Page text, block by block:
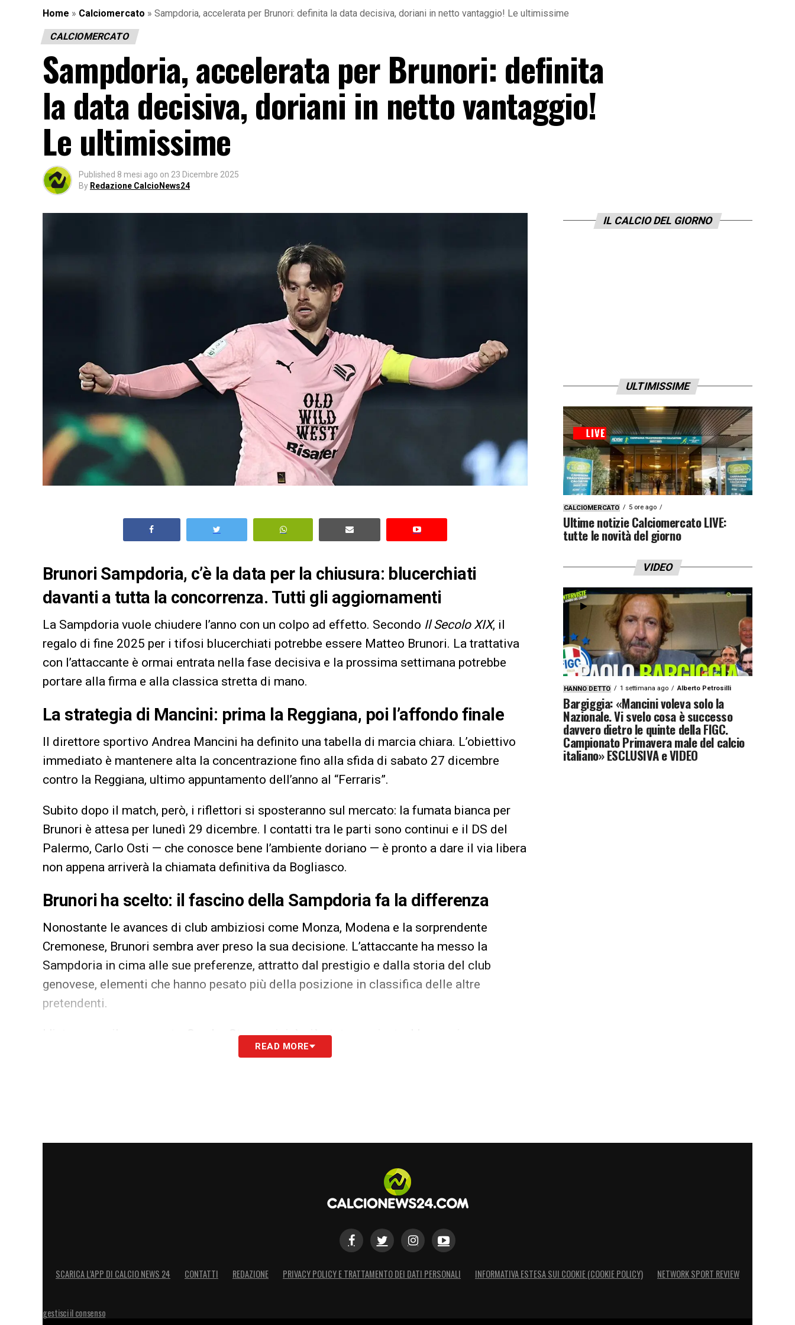
Home » Calciomercato » Sampdoria, accelerata per Brunori: definita la data decisiva, doriani in netto vantaggio! Le ultimissime
CALCIOMERCATO
Sampdoria, accelerata per Brunori: definita
la data decisiva, doriani in netto vantaggio!
Le ultimissime
Published 8 mesi ago on 23 Dicembre 2025
By Redazione CalcioNews24
Brunori Sampdoria, c’è la data per la chiusura: blucerchiati
davanti a tutta la concorrenza. Tutti gli aggiornamenti
La Sampdoria vuole chiudere l’anno con un colpo ad effetto. Secondo Il Secolo XIX, il
regalo di fine 2025 per i tifosi blucerchiati potrebbe essere Matteo Brunori. La trattativa
con l’attaccante è ormai entrata nella fase decisiva e la prossima settimana potrebbe
portare alla firma e alla classica stretta di mano.
La strategia di Mancini: prima la Reggiana, poi l’affondo finale
Il direttore sportivo Andrea Mancini ha definito una tabella di marcia chiara. L’obiettivo
immediato è mantenere alta la concentrazione fino alla sfida di sabato 27 dicembre
contro la Reggiana, ultimo appuntamento dell’anno al “Ferraris”.
Subito dopo il match, però, i riflettori si sposteranno sul mercato: la fumata bianca per
Brunori è attesa per lunedì 29 dicembre. I contatti tra le parti sono continui e il DS del
Palermo, Carlo Osti — che conosce bene l’ambiente doriano — è pronto a dare il via libera
non appena arriverà la chiamata definitiva da Bogliasco.
Brunori ha scelto: il fascino della Sampdoria fa la differenza
Nonostante le avances di club ambiziosi come Monza, Modena e la sorprendente
Cremonese, Brunori sembra aver preso la sua decisione. L’attaccante ha messo la
Sampdoria in cima alle sue preferenze, attratto dal prestigio e dalla storia del club
genovese, elementi che hanno pesato più della posizione in classifica delle altre
pretendenti.
L’intesa con il suo agente, Sandro Stemperini, è già stata raggiunta. L’operazione
dovrebbe concretizzarsi con un prestito secco fino a giugno, formula che consentirebbe
READ MORE
IL CALCIO DEL GIORNO
ULTIMISSIME
CALCIOMERCATO 5 ore ago
Ultime notizie Calciomercato LIVE:
tutte le novità del giorno
VIDEO
HANNO DETTO 1 settimana ago Alberto Petrosilli
Bargiggia: «Mancini voleva solo la
Nazionale. Vi svelo cosa è successo
davvero dietro le quinte della FIGC.
Campionato Primavera male del calcio
italiano» ESCLUSIVA e VIDEO
SCARICA L’APP DI CALCIO NEWS 24 CONTATTI REDAZIONE PRIVACY POLICY E TRATTAMENTO DEI DATI PERSONALI INFORMATIVA ESTESA SUI COOKIE (COOKIE POLICY) NETWORK SPORT REVIEW
gestisci il consenso